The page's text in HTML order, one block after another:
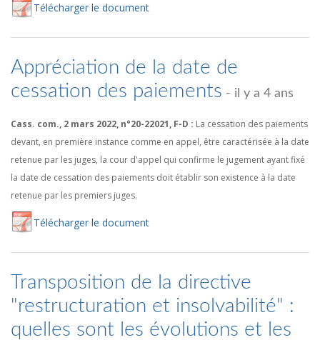
Télécharger le document
Appréciation de la date de
cessation des paiements - il y a 4 ans
Cass. com., 2 mars 2022, n°20-22021, F-D : La cessation des paiements
devant, en première instance comme en appel, être caractérisée à la date
retenue par les juges, la cour d'appel qui confirme le jugement ayant fixé
la date de cessation des paiements doit établir son existence à la date
retenue par les premiers juges.
Télécharger le document
Transposition de la directive
"restructuration et insolvabilité" :
quelles sont les évolutions et les